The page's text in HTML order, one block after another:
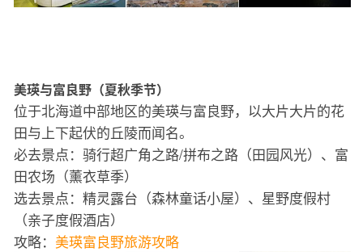
美瑛与富良野（夏秋季节）
位于北海道中部地区的美瑛与富良野，以大片大片的花
田与上下起伏的丘陵而闻名。
必去景点：骑行超广角之路/拼布之路（田园风光）、富
田农场（薰衣草季）
选去景点：精灵露台（森林童话小屋）、星野度假村
（亲子度假酒店）
攻略： 美瑛富良野旅游攻略